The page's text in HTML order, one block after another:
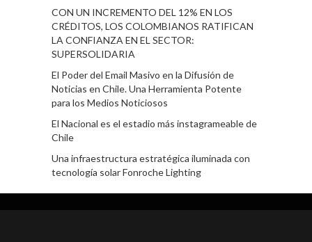
CON UN INCREMENTO DEL 12% EN LOS
CRÉDITOS, LOS COLOMBIANOS RATIFICAN
LA CONFIANZA EN EL SECTOR:
SUPERSOLIDARIA
El Poder del Email Masivo en la Difusión de
Noticias en Chile. Una Herramienta Potente
para los Medios Noticiosos
El Nacional es el estadio más instagrameable de
Chile
Una infraestructura estratégica iluminada con
tecnología solar Fonroche Lighting